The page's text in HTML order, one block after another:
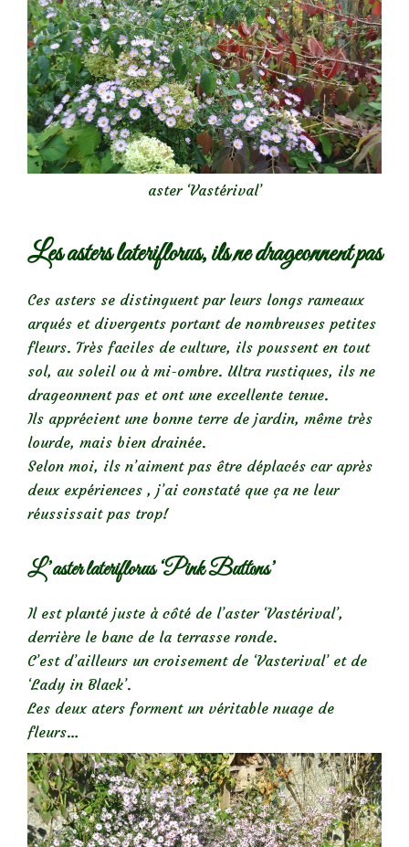
aster ‘Vastérival’
Les asters lateriflorus, ils ne drageonnent pas
Ces asters se distinguent par leurs longs rameaux
arqués et divergents portant de nombreuses petites
fleurs. Très faciles de culture, ils poussent en tout
sol, au soleil ou à mi-ombre. Ultra rustiques, ils ne
drageonnent pas et ont une excellente tenue.
Ils apprécient une bonne terre de jardin, même très
lourde, mais bien drainée.
Selon moi, ils n’aiment pas être déplacés car après
deux expériences , j’ai constaté que ça ne leur
réussissait pas trop!
L’aster lateriflorus ‘Pink Buttons’
Il est planté juste à côté de l’aster ‘Vastérival’,
derrière le banc de la terrasse ronde.
C’est d’ailleurs un croisement de ‘Vasterival’ et de
‘Lady in Black’.
Les deux aters forment un véritable nuage de
fleurs…